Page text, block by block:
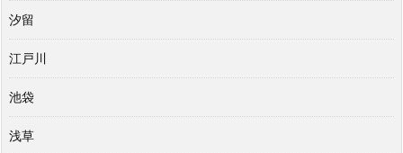
汐留
江戸川
池袋
浅草